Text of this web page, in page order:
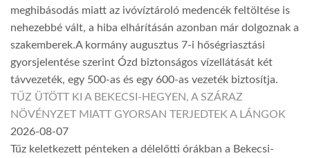
meghibásodás miatt az ivóvíztároló medencék feltöltése is
nehezebbé vált, a hiba elhárításán azonban már dolgoznak a
szakemberek.A kormány augusztus 7-i hőségriasztási
gyorsjelentése szerint Ózd biztonságos vízellátását két
távvezeték, egy 500-as és egy 600-as vezeték biztosítja.
TŰZ ÜTÖTT KI A BEKECSI-HEGYEN, A SZÁRAZ
NÖVÉNYZET MIATT GYORSAN TERJEDTEK A LÁNGOK
2026-08-07
Tűz keletkezett pénteken a délelőtti órákban a Bekecsi-